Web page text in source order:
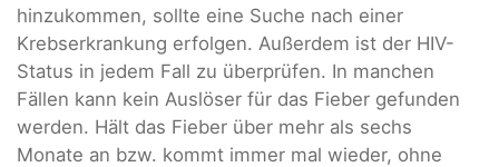
hinzukommen, sollte eine Suche nach einer
Krebserkrankung erfolgen. Außerdem ist der HIV-
Status in jedem Fall zu überprüfen. In manchen
Fällen kann kein Auslöser für das Fieber gefunden
werden. Hält das Fieber über mehr als sechs
Monate an bzw. kommt immer mal wieder, ohne